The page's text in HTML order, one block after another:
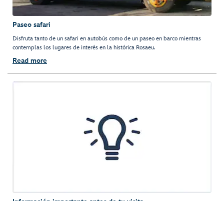
Paseo safari
Disfruta tanto de un safari en autobús como de un paseo en barco mientras
contemplas los lugares de interés en la histórica Rosaeu.
Read more